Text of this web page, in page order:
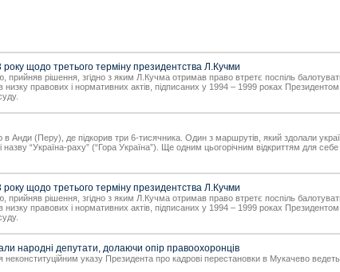
щодо третього терміну президентства Л.Кучми
рішення, згідно з яким Л.Кучма отримав право втретє поспіль
низку правових і нормативних актів, підписаних у 1994 – 1999 роках
в Анди (Перу), де підкорив три 6-тисячника. Один з маршрутів, який здолали
“Україна-раху” (“Гора Україна”). Ще одним цьогорічним відкриттям для себе
щодо третього терміну президентства Л.Кучми
рішення, згідно з яким Л.Кучма отримав право втретє поспіль
низку правових і нормативних актів, підписаних у 1994 – 1999 роках
народні депутати, долаючи опір правоохоронців
указу Президента про кадрові перестановки в Мукачево